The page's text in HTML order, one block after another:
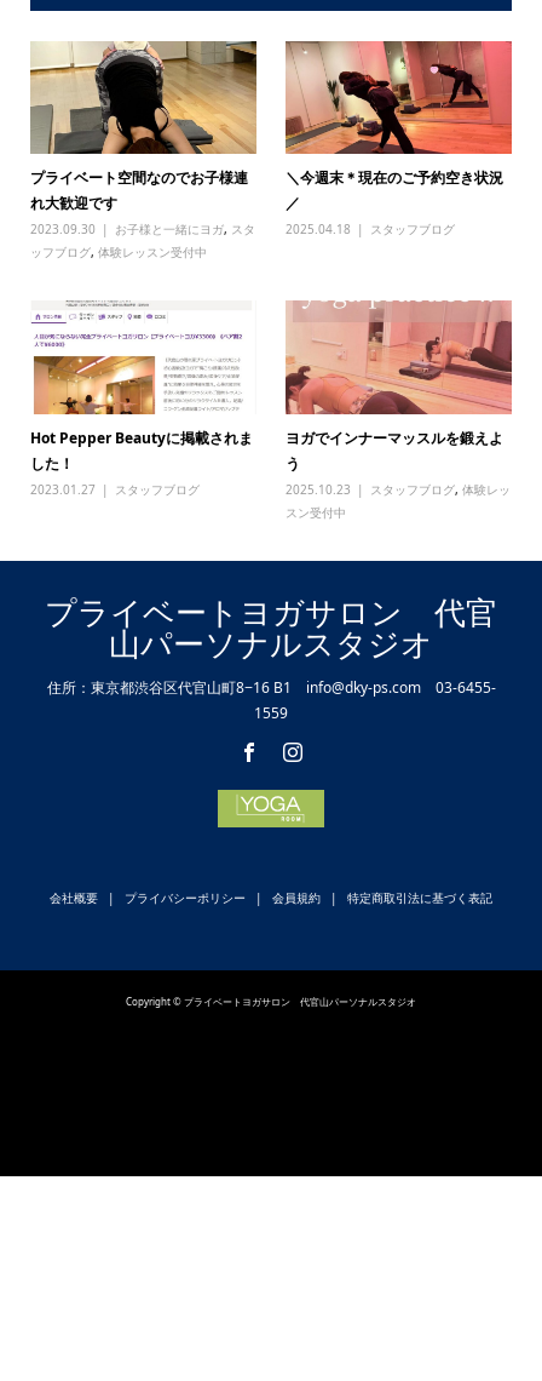
プライベート空間なのでお子様連
れ大歓迎です
2023.09.30 お子様と一緒にヨガ, スタ
ッフブログ, 体験レッスン受付中
＼今週末＊現在のご予約空き状況
／
2025.04.18 スタッフブログ
Hot Pepper Beautyに掲載されま
した！
2023.01.27 スタッフブログ
ヨガでインナーマッスルを鍛えよ
う
2025.10.23 スタッフブログ,体験レッ
スン受付中
プライベートヨガサロン 代官
山パーソナルスタジオ
住所：東京都渋谷区代官山町8−16 B1 info@dky-ps.com 03-6455-
1559
会社概要 プライバシーポリシー 会員規約 特定商取引法に基づく表記
Copyright © プライベートヨガサロン 代官山パーソナルスタジオ